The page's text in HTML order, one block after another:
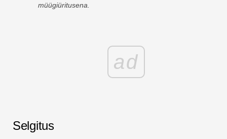
müügiüritusena.
ad
Selgitus